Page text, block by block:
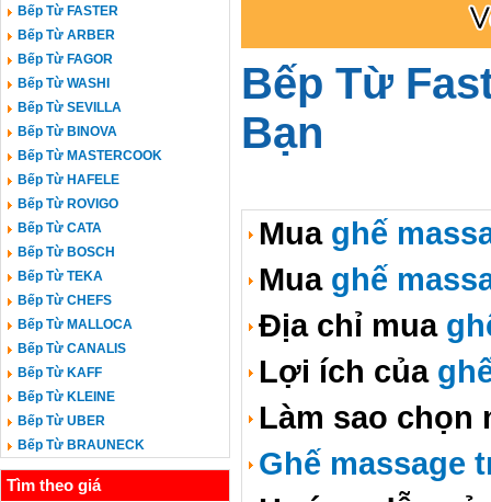
Bếp Từ FASTER
Bếp Từ ARBER
Bếp Từ FAGOR
Bếp Từ WASHI
Bếp Từ SEVILLA
Bếp Từ BINOVA
Bếp Từ MASTERCOOK
Bếp Từ HAFELE
Bếp Từ ROVIGO
Bếp Từ CATA
Bếp Từ BOSCH
Bếp Từ TEKA
Bếp Từ CHEFS
Bếp Từ MALLOCA
Bếp Từ CANALIS
Bếp Từ KAFF
Bếp Từ KLEINE
Bếp Từ UBER
Bếp Từ BRAUNECK
Tìm theo giá
Bếp Từ
Bạn
Mua ghế
Mua ghế
Địa chỉ mua
Lợi ích của
Làm sao
Ghế massage